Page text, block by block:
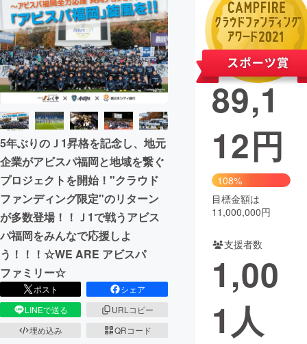
アート・写真 音楽
テクノロジー・ガジェット ゲーム・
映像・映画 書籍・雑誌
ビジネス・起業 チャレンジ
まちづくり・地域活性化
CAMPFIRE for Social Good
CAMPFIRE Creation
CAMPFIREふるさと納税machi-ya コミュニティ
5年ぶりのＪ1昇格を記念し、地元
企業がアビスパ福岡と地域を繋ぐ
プロジェクトを開始！"クラウド
ファンディング限定"のリターン
が多数登場！！Ｊ1で戦うアビス
パ福岡をみんなで応援しよ
う！！！☆WE ARE アビスパ
ファミリー☆
ポスト
シェア
LINEで送る
URLコピー
埋め込み
QRコード
現在の支援総
額
11,9
89,1
12円
108%
目標金額は
11,000,000円
支援者数
1,00
1人